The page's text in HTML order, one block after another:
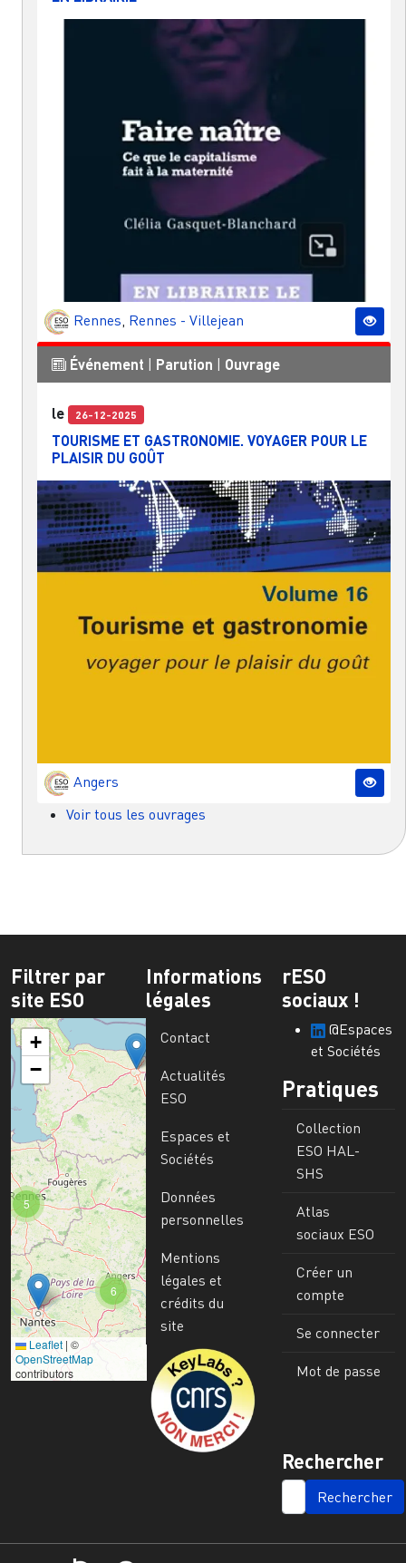
Rennes, Rennes - Villejean
Événement Parution Ouvrage
le 26-12-2025
TOURISME ET GASTRONOMIE. VOYAGER POUR LE
PLAISIR DU GOÛT
Angers
Voir tous les ouvrages
Filtrer par
site ESO
6
5
+
−
Leaflet | ©
OpenStreetMap
contributors
Informations
légales
Contact
Actualités
ESO
Espaces et
Sociétés
Données
personnelles
Mentions
légales et
crédits du
site
Image
rESO
sociaux !
@Espaces
et Sociétés
Pratiques
Collection
ESO HAL-
SHS
Atlas
sociaux ESO
Créer un
compte
Se connecter
Mot de passe
Rechercher
SEARCH